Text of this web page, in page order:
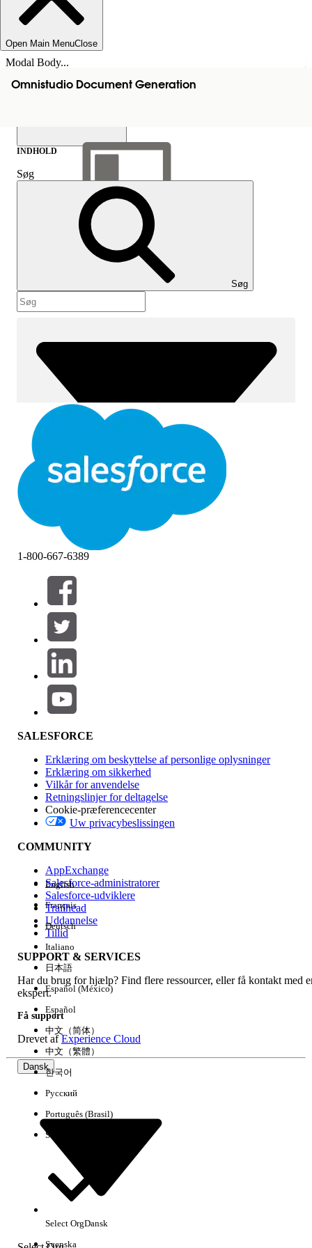
Open Main MenuClose
Modal Body...
Omnistudio Document Generation
Vis indholdsfortegnelse
Indhold
INDHOLD
Søg
Søg
Filtre (0)
VÆLG FILTRE
Produktområde
Funktionspåvirkning
Version
Experience
Ryd alle Udført
Her er nogle søgetips
Kontroller stavemåden for dine søgeord.
1-800-667-6389
SALESFORCE
Erklæring om beskyttelse af personlige oplysninger
Erklæring om sikkerhed
Vilkår for anvendelse
Retningslinjer for deltagelse
Cookie-præferencecenter
Uw privacybeslissingen
COMMUNITY
AppExchange
Salesforce-administratorer
Salesforce-udviklere
Trailhead
Uddannelse
Tillid
SUPPORT & SERVICES
Har du brug for hjælp? Find flere ressourcer, eller få kontakt med
ekspert.
Få support
Drevet afExperience Cloud
Dansk
English
Français
Deutsch
Italiano
日本語
Español (México)
Español
中文（简体）
中文（繁體）
한국어
Русский
Português (Brasil)
Suomi
Select OrgDansk
Svenska